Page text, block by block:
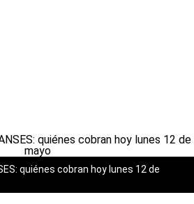
quiénes cobran hoy lunes 12 de